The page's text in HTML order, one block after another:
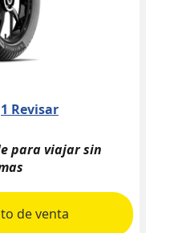
1 Revisar
para viajar sin
de venta